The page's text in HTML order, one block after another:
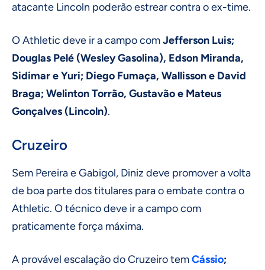
atacante Lincoln poderão estrear contra o ex-time.
O Athletic deve ir a campo comJefferson Luis;
Douglas Pelé (Wesley Gasolina), Edson Miranda,
Sidimar e Yuri; Diego Fumaça, Wallisson e David
Braga; Welinton Torrão, Gustavão e Mateus
Gonçalves (Lincoln).
Cruzeiro
Sem Pereira e Gabigol, Diniz deve promover a volta
de boa parte dos titulares para o embate contra o
Athletic. O técnico deve ir a campo com
praticamente força máxima.
A provável escalação do Cruzeiro temCássio;